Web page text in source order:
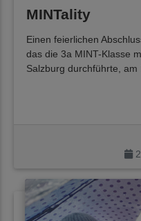
MINTality
Einen feierlichen
das die 3a MINT-Klasse
Salzburg durchführte, am